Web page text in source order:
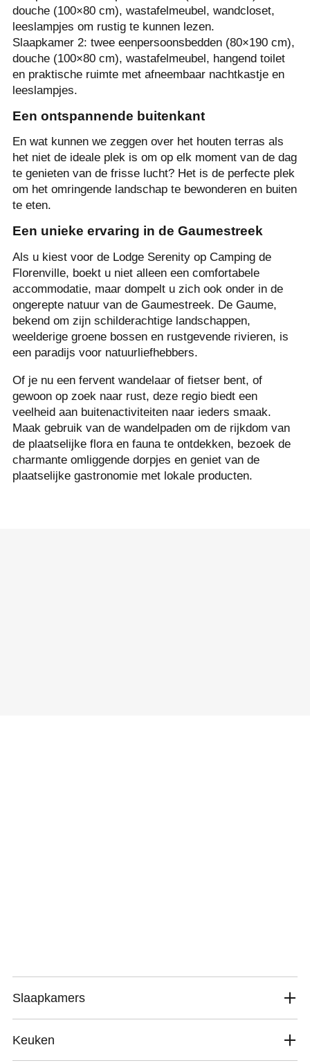
douche (100×80 cm), wastafelmeubel, wandcloset,
leeslampjes om rustig te kunnen lezen.
Slaapkamer 2: twee eenpersoonsbedden (80×190 cm),
douche (100×80 cm), wastafelmeubel, hangend toilet
en praktische ruimte met afneembaar nachtkastje en
leeslampjes.
Een ontspannende buitenkant
En wat kunnen we zeggen over het houten terras als
het niet de ideale plek is om op elk moment van de dag
te genieten van de frisse lucht? Het is de perfecte plek
om het omringende landschap te bewonderen en buiten
te eten.
Een unieke ervaring in de Gaumestreek
Als u kiest voor de Lodge Serenity op Camping de
Florenville, boekt u niet alleen een comfortabele
accommodatie, maar dompelt u zich ook onder in de
ongerepte natuur van de Gaumestreek. De Gaume,
bekend om zijn schilderachtige landschappen,
weelderige groene bossen en rustgevende rivieren, is
een paradijs voor natuurliefhebbers.
Of je nu een fervent wandelaar of fietser bent, of
gewoon op zoek naar rust, deze regio biedt een
veelheid aan buitenactiviteiten naar ieders smaak.
Maak gebruik van de wandelpaden om de rijkdom van
de plaatselijke flora en fauna te ontdekken, bezoek de
charmante omliggende dorpjes en geniet van de
plaatselijke gastronomie met lokale producten.
Slaapkamers
Keuken